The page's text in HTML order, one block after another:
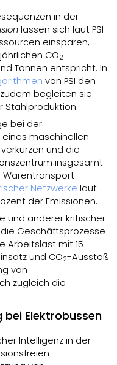
in der
lassen sich laut PSI
einsparen,
CO2-
Tonnen entspricht. In
von PSI den
begleiten sie
Stahlproduktion.
bei der
maschinellen
und die
insgesamt
Warentransport
Netzwerke laut
der Emissionen.
und anderer kritischer
die Geschäftsprozesse
Arbeitslast mit 15
und CO2-Ausstoß
von
zugleich die
Elektrobussen
Intelligenz in der